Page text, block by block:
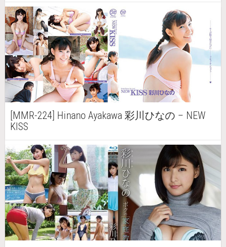
[MMR-224] Hinano Ayakawa 彩川ひなの – NEW
KISS